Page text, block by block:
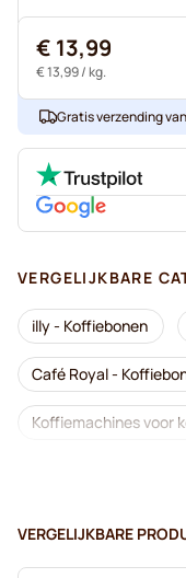
€ 13,99
€ 13,99/ kg.
Gratis verzending
VERGELIJKBARE
illy - Koffiebonen
Café Royal -
Koffiemachines voor
Caffè Borbone -
VERGELIJKBARE